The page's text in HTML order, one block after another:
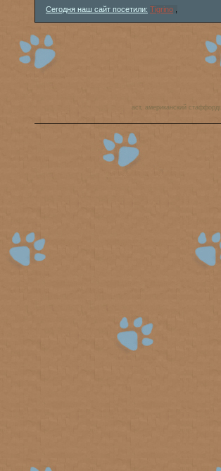
Сегодня наш сайт посетили: Tigrino
аст, американский